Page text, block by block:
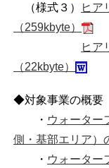
（様式３）
ヒア
（259kbyte）
ヒア
（22kbyte）
◆対象事業の概要
・ ウォーター
側・基部エリア）
・ ウォーター